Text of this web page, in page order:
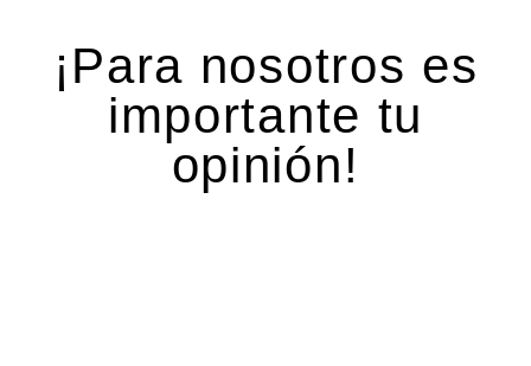
¡Para nosotros es
importante tu
opinión!